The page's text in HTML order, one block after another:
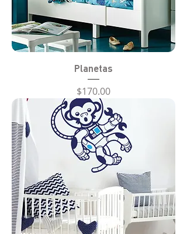
Planetas
Precio
$170.00